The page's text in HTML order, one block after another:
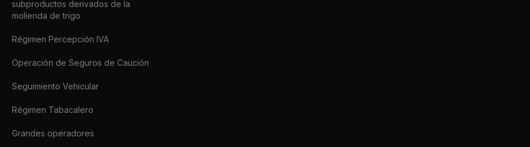
subproductos derivados de la
molienda de trigo
Régimen Percepción IVA
Operación de Seguros de Caución
Seguimiento Vehicular
Régimen Tabacalero
Grandes operadores